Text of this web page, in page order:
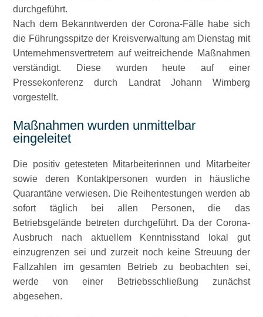
durchgeführt.
Nach dem Bekanntwerden der Corona-Fälle habe sich
die Führungsspitze der Kreisverwaltung am Dienstag mit
Unternehmensvertretern auf weitreichende Maßnahmen
verständigt. Diese wurden heute auf einer
Pressekonferenz durch Landrat Johann Wimberg
vorgestellt.
Maßnahmen wurden unmittelbar
eingeleitet
Die positiv getesteten Mitarbeiterinnen und Mitarbeiter
sowie deren Kontaktpersonen wurden in häusliche
Quarantäne verwiesen. Die Reihentestungen werden ab
sofort täglich bei allen Personen, die das
Betriebsgelände betreten durchgeführt. Da der Corona-
Ausbruch nach aktuellem Kenntnisstand lokal gut
einzugrenzen sei und zurzeit noch keine Streuung der
Fallzahlen im gesamten Betrieb zu beobachten sei,
werde von einer Betriebsschließung zunächst
abgesehen.